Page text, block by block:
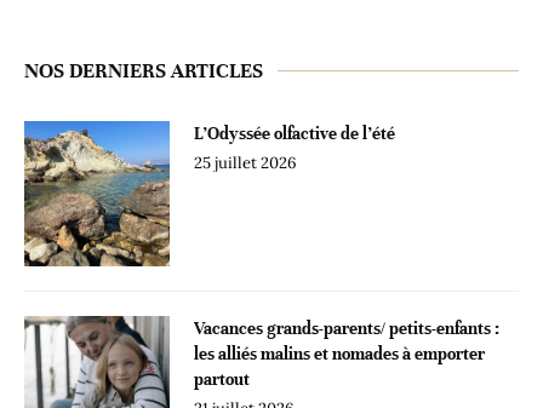
NOS DERNIERS ARTICLES
L’Odyssée olfactive de l’été
25 juillet 2026
Vacances grands-parents/ petits-enfants :
les alliés malins et nomades à emporter
partout